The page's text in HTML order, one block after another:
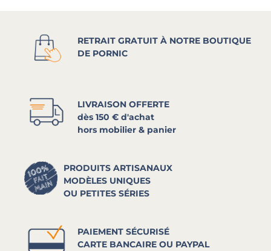
RETRAIT GRATUIT À NOTRE BOUTIQUE
DE PORNIC
LIVRAISON OFFERTE
dès 150 € d'achat
hors mobilier & panier
PRODUITS ARTISANAUX
MODÈLES UNIQUES
OU PETITES SÉRIES
PAIEMENT SÉCURISÉ
CARTE BANCAIRE OU PAYPAL